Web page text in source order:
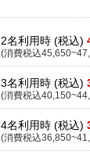
2名利用時 (税込)
(消費税込
3名利用時 (税込)
(消費税込
4名利用時 (税込)
(消費税込